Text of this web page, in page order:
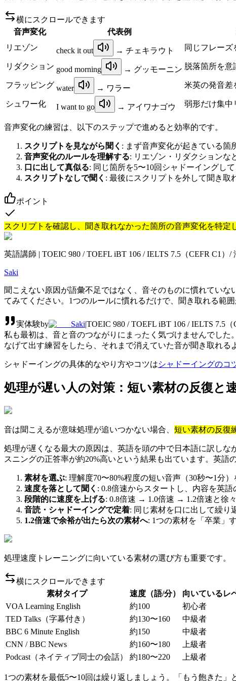
横にスクロールできます
音声変化
代表例
リエゾン
check it out → チェキラウト 同じフレーズ
リダクション good morning → グッモーニン 脱落箇所を意
フラッピング water → ワラー 米英の発音差
シュワー化 I want to go → アイワナゴウ 弱形だけ集中
音声変化の練習は、以下のステップで進めると効率的です。
スクリプトを見ながら聞く : まず音声変化が起きている箇
音声変化のルールを理解する: リエゾン・リダクションな
口に出して真似る: 同じ箇所を5〜10回シャドーイングし
スクリプトなしで聞く : 最後にスクリプトを外して聞き取
ポイント
スクリプトを確認し、聞き取れなかった箇所の音声変化を特定
英語講師 | TOEIC 980 / TOEFL iBT 106 / IELTS 7.5（CEFR C1）/
Saki
聞こえない原因が語彙不足ではなく、音そのものに慣れてい
てみてください。1つのルールに慣れるだけで、聞き取れる範
実体験by Saki|TOEIC 980 / TOEFL iBT 106 / IELTS 7.5
私も最初は、音と音のつながりにまったく気づけませんでし
なげて出す練習をしたら、それまで消えていた音が聞き取れ
シャドーイングの具体的なやり方やコツはシャドーイングのコ
処理が遅い人の対策：短い素材の反復と
音は聞こえるが意味処理が追いつかない場合、 短い素材の反復
処理が遅くなる最大の原因は、英語を頭の中で日本語に訳し
スニングの正答率が約20%高いという結果も出ています。英
素材を選ぶ: 理解度70〜80%程度の短い音声（30秒〜1分）
速度を落として聞く : 0.8倍速からスタートし、内容を英語
段階的に速度を上げる: 0.8倍速 → 1.0倍速 → 1.2倍速と徐
音読・シャドーイングで定着: 同じ素材を口に出して繰り
1.2倍速で余裕が出たら次の素材へ: 1つの素材を「卒業」
処理速度トレーニングに向いている素材の選び方も重要です。
横にスクロールできます
素材タイプ
速度（語/分） 向いているレ
VOA Learning English
約100 初心者
TED Talks（字幕付き）
約130〜160 中級者
BBC 6 Minute English
約150 中級者
CNN / BBC News
約160〜180 上級者
Podcast（ネイティブ同士の会話）
約180〜220 上級者
1つの素材を最低5〜10回は繰り返しましょう。「もう飽きた